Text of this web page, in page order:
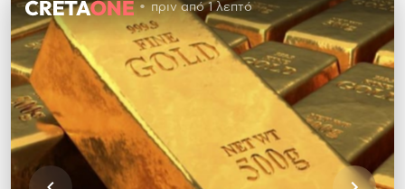
πριν από 1 λεπτό